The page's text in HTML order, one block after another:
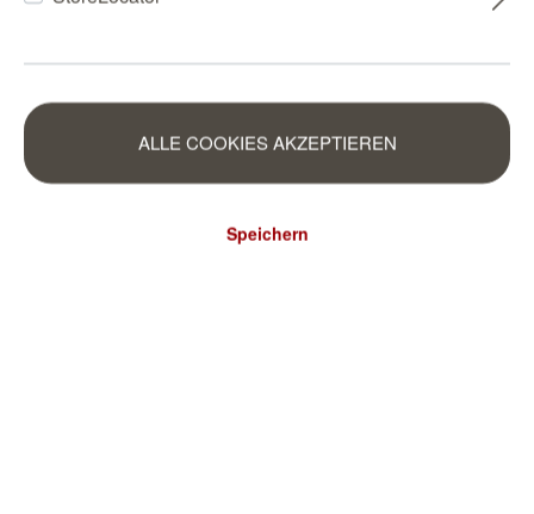
ALLE COOKIES AKZEPTIEREN
Speichern